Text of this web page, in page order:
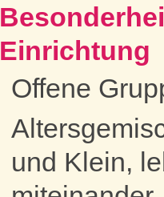
Einrichtung
Offene
und Klein,